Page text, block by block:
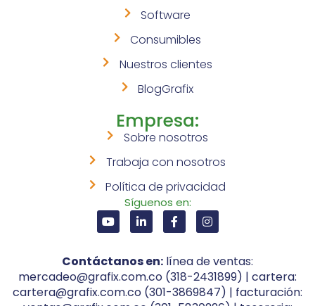
Software
Consumibles
Nuestros clientes
BlogGrafix
Empresa:
Sobre nosotros
Trabaja con nosotros
Política de privacidad
Síguenos en:
Contáctanos en: línea de ventas:
mercadeo@grafix.com.co (318-2431899) | cartera:
cartera@grafix.com.co (301-3869847) | facturación: